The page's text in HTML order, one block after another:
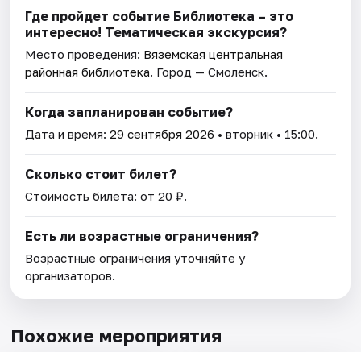
Где пройдет событие Библиотека – это
интересно! Тематическая экскурсия?
Место проведения: Вяземская центральная
районная библиотека. Город — Смоленск.
Когда запланирован событие?
Дата и время:29 сентября 2026 • вторник • 15:00.
Сколько стоит билет?
Стоимость билета: от 20 ₽.
Есть ли возрастные ограничения?
Возрастные ограничения уточняйте у
организаторов.
Похожие мероприятия